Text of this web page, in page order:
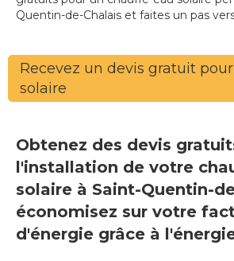
Quentin-de-Chalais et faites un pas
Recevez un devis gratuit
solaire
Obtenez des devis
l'installation de votre
solaire à Saint-Quentin-
économisez sur votre
d'énergie grâce à